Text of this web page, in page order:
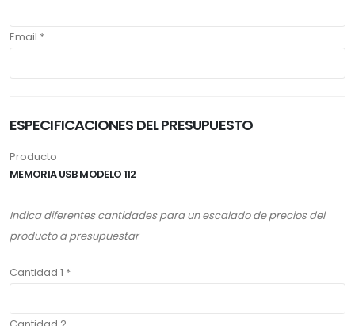
Email *
ESPECIFICACIONES DEL PRESUPUESTO
Producto
MEMORIA USB MODELO 112
Indica diferentes cantidades para un escalado de precios del
producto a presupuestar
Cantidad 1 *